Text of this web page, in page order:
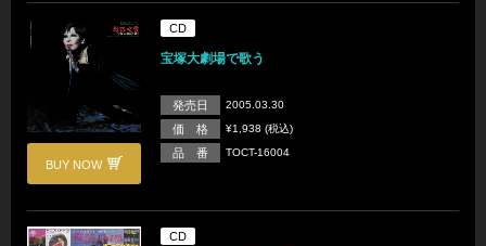
BUY NOW
CD
宝塚大劇場で歌う
発売日 2005.03.30
価 格 ¥1,938 (税込)
品 番 TOCT-16004
CD